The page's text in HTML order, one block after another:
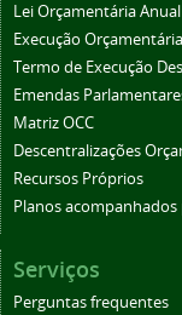
Lei Orçamentária
Execução Orçamentária
Termo de Execução
Emendas
Matriz OCC
Descentralizações
Recursos Próprios
Planos acompanhados
Serviços
Perguntas frequentes